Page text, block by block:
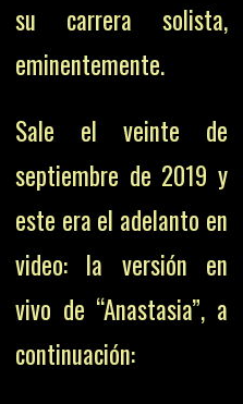
su carrera solista,
eminentemente.
Sale el veinte de
septiembre de 2019 y
este era el adelanto en
video: la versión en
vivo de “Anastasia”, a
continuación: